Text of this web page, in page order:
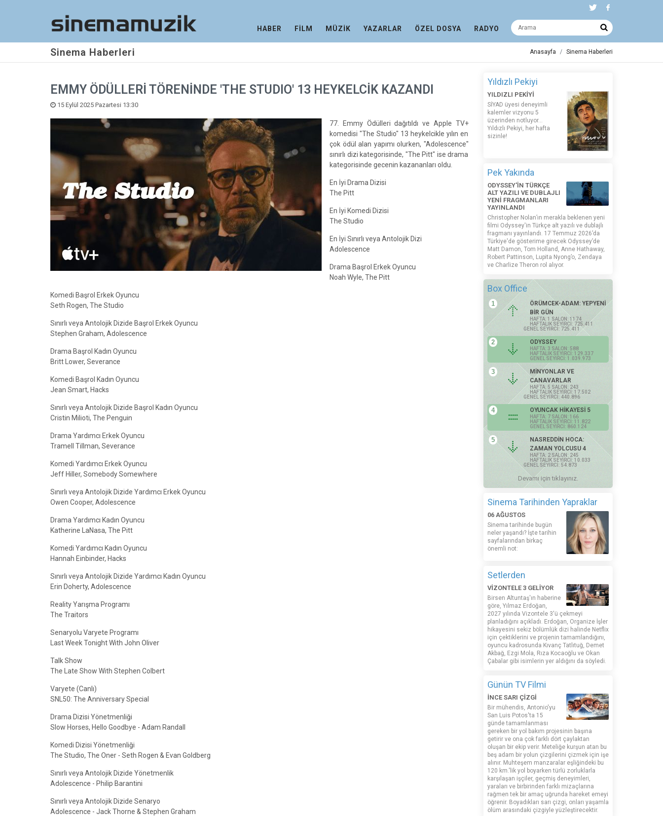
HABER FİLM MÜZİK YAZARLAR ÖZEL DOSYA RADYO
Sinema Haberleri Anasayfa Sinema Haberleri
EMMY ÖDÜLLERİ TÖRENİNDE 'THE STUDIO' 13 HEYKELCİK KAZANDI
15 Eylül 2025 Pazartesi 13:30
77. Emmy Ödülleri dağıtıldı ve Apple TV+
komedisi "The Studio" 13 heykelcikle yılın en
çok ödül alan yapımı olurken, "Adolescence"
sınırlı dizi kategorisinde, "The Pitt" ise drama
kategorisinde gecenin kazananları oldu.
En İyi Drama Dizisi
The Pitt
En İyi Komedi Dizisi
The Studio
En İyi Sınırlı veya Antolojik Dizi
Adolescence
Drama Başrol Erkek Oyuncu
Noah Wyle, The Pitt
Komedi Başrol Erkek Oyuncu
Seth Rogen, The Studio
Sınırlı veya Antolojik Dizide Başrol Erkek Oyuncu
Stephen Graham, Adolescence
Drama Başrol Kadın Oyuncu
Britt Lower, Severance
Komedi Başrol Kadın Oyuncu
Jean Smart, Hacks
Sınırlı veya Antolojik Dizide Başrol Kadın Oyuncu
Cristin Milioti, The Penguin
Drama Yardımcı Erkek Oyuncu
Tramell Tillman, Severance
Komedi Yardımcı Erkek Oyuncu
Jeff Hiller, Somebody Somewhere
Sınırlı veya Antolojik Dizide Yardımcı Erkek Oyuncu
Owen Cooper, Adolescence
Drama Yardımcı Kadın Oyuncu
Katherine LaNasa, The Pitt
Komedi Yardımcı Kadın Oyuncu
Hannah Einbinder, Hacks
Sınırlı veya Antolojik Dizide Yardımcı Kadın Oyuncu
Erin Doherty, Adolescence
Reality Yarışma Programı
The Traitors
Senaryolu Varyete Programı
Last Week Tonight With John Oliver
Talk Show
The Late Show With Stephen Colbert
Varyete (Canlı)
SNL50: The Anniversary Special
Drama Dizisi Yönetmenliği
Slow Horses, Hello Goodbye - Adam Randall
Komedi Dizisi Yönetmenliği
The Studio, The Oner - Seth Rogen & Evan Goldberg
Sınırlı veya Antolojik Dizide Yönetmenlik
Adolescence - Philip Barantini
Sınırlı veya Antolojik Dizide Senaryo
Adolescence - Jack Thorne & Stephen Graham
Yıldızlı Pekiyi
YILDIZLI PEKİYİ
SİYAD üyesi deneyimli
kalemler vizyonu 5
üzerinden notluyor...
Yıldızlı Pekiyi, her hafta
sizinle!
Pek Yakında
ODYSSEY'İN TÜRKÇE
ALT YAZILI VE DUBLAJLI
YENİ FRAGMANLARI
YAYINLANDI
Christopher Nolan’ın merakla beklenen yeni
filmi Odyssey'in Türkçe alt yazılı ve dublajlı
fragmanı yayınlandı. 17 Temmuz 2026’da
Türkiye'de gösterime girecek Odyssey’de
Matt Damon, Tom Holland, Anne Hathaway,
Robert Pattinson, Lupita Nyong’o, Zendaya
ve Charlize Theron rol alıyor.
Box Office
1
ÖRÜMCEK-ADAM: YEPYENİ
BİR GÜN
HAFTA: 1 SALON: 1174
HAFTALIK SEYİRCİ: 725.411
GENEL SEYİRCİ: 725.411
2 ODYSSEY
HAFTA: 3 SALON: 588
HAFTALIK SEYİRCİ: 129.337
GENEL SEYİRCİ: 1.039.973
3
MİNYONLAR VE
CANAVARLAR
HAFTA: 5 SALON: 243
HAFTALIK SEYİRCİ: 17.502
GENEL SEYİRCİ: 440.896
4 OYUNCAK HİKAYESİ 5
HAFTA: 7 SALON: 166
HAFTALIK SEYİRCİ: 11.822
GENEL SEYİRCİ: 860.124
5
NASREDDİN HOCA:
ZAMAN YOLCUSU 4
HAFTA: 2 SALON: 245
HAFTALIK SEYİRCİ: 10.033
GENEL SEYİRCİ: 54.873
Devamı için tıklayınız.
Sinema Tarihinden Yapraklar
06 AĞUSTOS
Sinema tarihinde bugün
neler yaşandı? İşte tarihin
sayfalarından birkaç
önemli not:
Setlerden
VİZONTELE 3 GELİYOR
Birsen Altuntaş'ın haberine
göre, Yılmaz Erdoğan,
2027 yılında Vizontele 3'ü çekmeyi
planladığını açıkladı. Erdoğan, Organize İşler
hikayesini sekiz bölümlük dizi halinde Netflix
için çektiklerini ve projenin tamamlandığını,
oyuncu kadrosunda Kıvanç Tatlıtuğ, Demet
Akbağ, Ezgi Mola, Rıza Kocaoğlu ve Okan
Çabalar gibi isimlerin yer aldığını da söyledi.
Günün TV Filmi
İNCE SARI ÇİZGİ
Bir mühendis, Antonio'yu
San Luis Potos'ta 15
günde tamamlanması
gereken bir yol bakım projesinin başına
getirir ve ona çok farklı dört çaylaktan
oluşan bir ekip verir. Meteliğe kurşun atan bu
beş adam bir yolun çizgilerini çizmek için işe
alınır. Muhteşem manzaralar eşliğindeki bu
120 km.'lik yol boyarken türlü zorluklarla
karşılaşan işçiler, geçmiş deneyimleri,
yaraları ve birbirinden farklı mizaçlarına
rağmen tek bir amaç uğrunda hareket emeyi
öğrenir. Boyadıkları sarı çizgi, onları yaşamla
ölüm arasındaki çizgiyle yüzleştirecektir.